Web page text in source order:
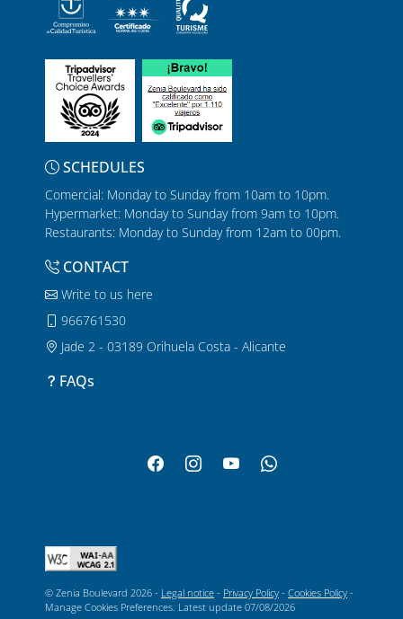
SCHEDULES
Comercial: Monday to Sunday from 10am to 10pm.
Hypermarket: Monday to Sunday from 9am to 10pm.
Restaurants: Monday to Sunday from 12am to 00pm.
CONTACT
Write to us here
966761530
Jade 2 - 03189 Orihuela Costa - Alicante
FAQs
© Zenia Boulevard 2026 - Legal notice - Privacy Policy - Cookies Policy -
Manage Cookies Preferences. Latest update 07/08/2026